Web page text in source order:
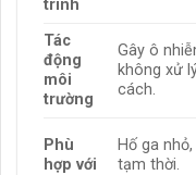
trình
Tác
động
môi
trường
Gây ô
không xử
cách.
Phù
hợp với
Hố ga
tạm thời.